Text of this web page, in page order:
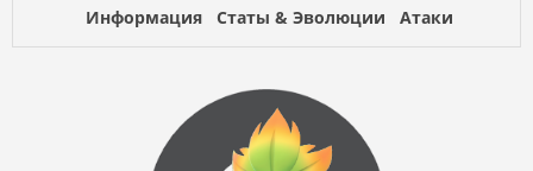
Информация Статы & Эволюции Атаки